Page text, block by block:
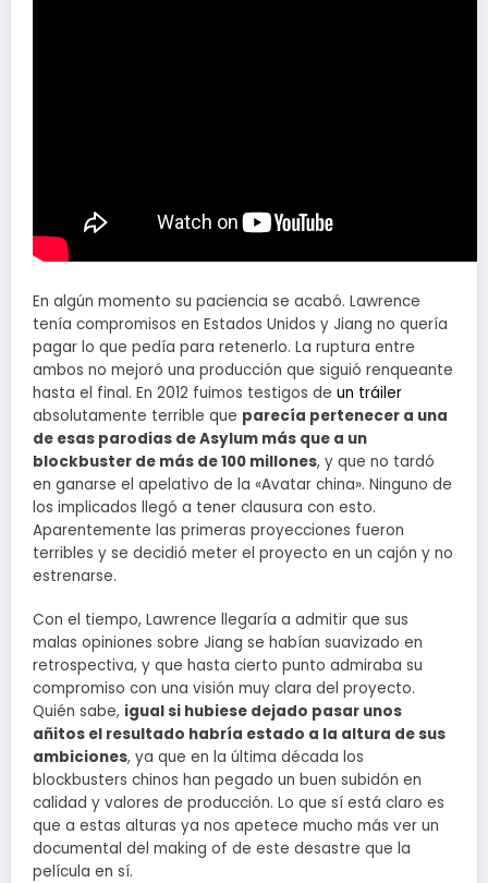
En algún momento su paciencia se acabó. Lawrence
tenía compromisos en Estados Unidos y Jiang no quería
pagar lo que pedía para retenerlo. La ruptura entre
ambos no mejoró una producción que siguió renqueante
hasta el final. En 2012 fuimos testigos de un tráiler
absolutamente terrible que parecía pertenecer a una
de esas parodias de Asylum más que a un
blockbuster de más de 100 millones, y que no tardó
en ganarse el apelativo de la «Avatar china». Ninguno de
los implicados llegó a tener clausura con esto.
Aparentemente las primeras proyecciones fueron
terribles y se decidió meter el proyecto en un cajón y no
estrenarse.
Con el tiempo, Lawrence llegaría a admitir que sus
malas opiniones sobre Jiang se habían suavizado en
retrospectiva, y que hasta cierto punto admiraba su
compromiso con una visión muy clara del proyecto.
Quién sabe, igual si hubiese dejado pasar unos
añitos el resultado habría estado a la altura de sus
ambiciones, ya que en la última década los
blockbusters chinos han pegado un buen subidón en
calidad y valores de producción. Lo que sí está claro es
que a estas alturas ya nos apetece mucho más ver un
documental del making of de este desastre que la
película en sí.